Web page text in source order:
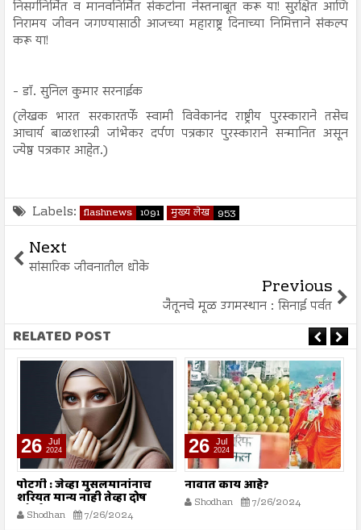
निसर्गनिर्मित व मानवनिर्मित संकटांना नेस्तनाबूत करू या! सुरक्षित आणि
निरामय जीवन जगण्यासाठी आजच्या महाराष्ट्र दिनाच्या निमित्ताने संकल्प
करू या!
- डॉ. सुनिल कुमार सरनाईक
(लेखक भारत सरकारतर्फे स्वामी विवेकानंद राष्ट्रीय पुरस्काराने तसेच
आचार्य बाळशास्त्री जांभेकर दर्पण पत्रकार पुरस्काराने सन्मानित असून
ज्येष्ठ पत्रकार आहेत.)
Labels: flashnews 1091 मुख्य लेख 953
Next
सांसारिक जीवनातील धोके
Previous
जैतूनचे मूळ उगमस्थान : सिनाई पर्वत
RELATED POST
26 Jul
2024
पोटगी : जेव्हा मुसलमानांनाच
शरियत मान्य नाही तेव्हा दोष
कोर्टाला कसा द्यावा?
Shodhan 7/26/2024
26 Jul
2024
नावात काय आहे?
Shodhan 7/26/2024